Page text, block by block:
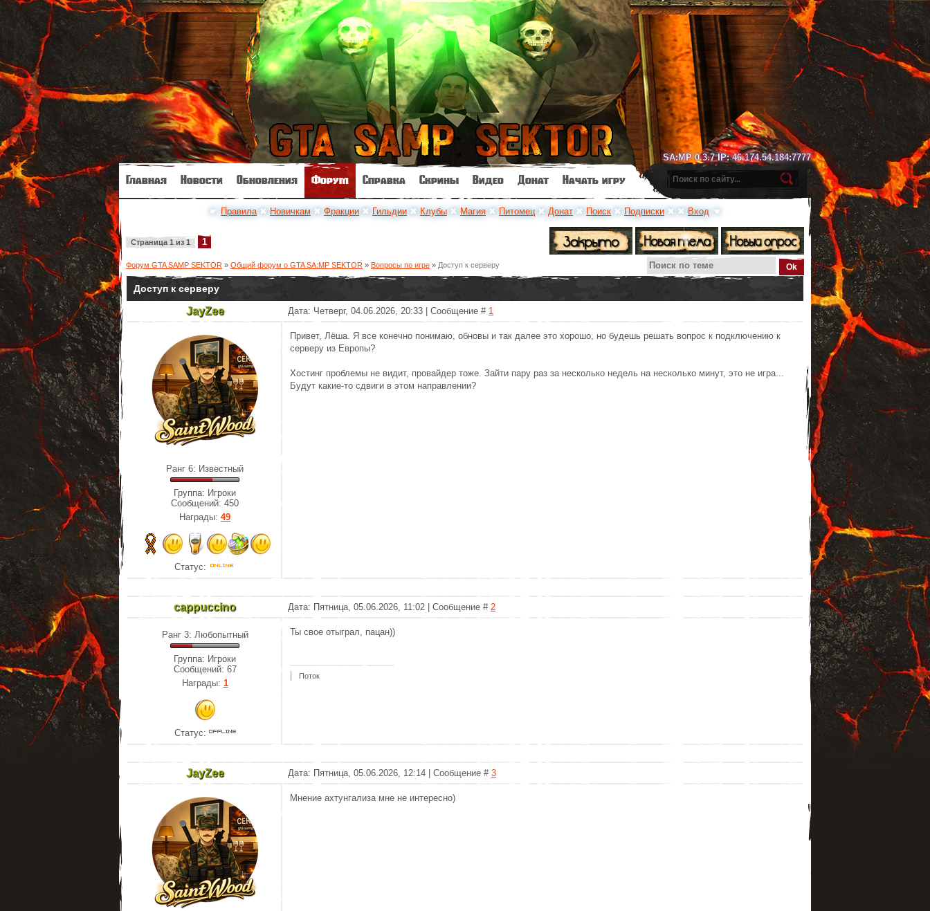
SA:MP 0.3.7 IP: 46.174.54.184:7777
Главная Новости Обновления Форум Справка Скрины Видео Донат Начать игру
☛ Правила✖ Новичкам ✖ Фракции ✖ Гильдии ✖ Клубы ✖ Магия ✖ Питомец✖ Донат ✖ Поиск ✖ Подписки ✖ ✖ Вход ☚
Страница 1 из 1 1
Форум GTA SAMP SEKTOR » Общий форум о GTA SA:MP SEKTOR » Вопросы по игре » Доступ к серверу
Доступ к серверу
JayZee Дата: Четверг, 04.06.2026, 20:33 | Сообщение # 1
Ранг 6: Известный
Группа: Игроки
Сообщений: 450
Награды: 49
Статус:
Привет, Лёша. Я все конечно понимаю, обновы и так далее это хорошо, но будешь решать вопрос к подключению к
серверу из Европы?
Хостинг проблемы не видит, провайдер тоже. Зайти пару раз за несколько недель на несколько минут, это не игра...
Будут какие-то сдвиги в этом направлении?
cappuccino Дата: Пятница, 05.06.2026, 11:02 | Сообщение # 2
Ранг 3: Любопытный
Группа: Игроки
Сообщений: 67
Награды: 1
Статус:
Ты свое отыграл, пацан))
Поток
JayZee Дата: Пятница, 05.06.2026, 12:14 | Сообщение # 3
Мнение ахтунгализа мне не интересно)